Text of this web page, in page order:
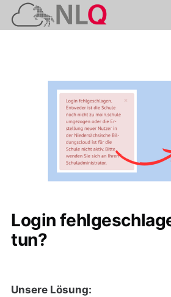
Login
tun?
Unsere Lösung: